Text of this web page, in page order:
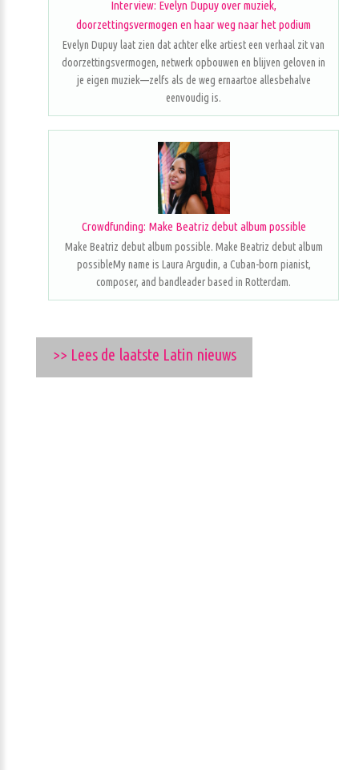
Interview: Evelyn Dupuy over muziek,
doorzettingsvermogen en haar weg naar het podium
Evelyn Dupuy laat zien dat achter elke artiest een verhaal zit van
doorzettingsvermogen, netwerk opbouwen en blijven geloven in
je eigen muziek—zelfs als de weg ernaartoe allesbehalve
eenvoudig is.
Crowdfunding: Make Beatriz debut album possible
Make Beatriz debut album possible. Make Beatriz debut album
possibleMy name is Laura Argudin, a Cuban-born pianist,
composer, and bandleader based in Rotterdam.
>> Lees de laatste Latin nieuws